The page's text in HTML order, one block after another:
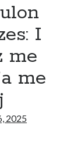
I
me
me
2025